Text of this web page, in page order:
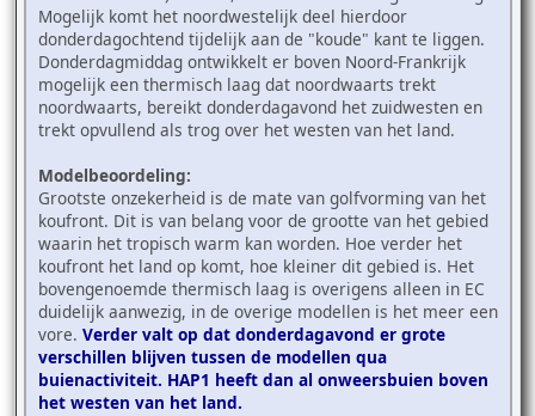
Mogelijk komt het noordwestelijk deel hierdoor
donderdagochtend tijdelijk aan de "koude" kant te liggen.
Donderdagmiddag ontwikkelt er boven Noord-Frankrijk
mogelijk een thermisch laag dat noordwaarts trekt
noordwaarts, bereikt donderdagavond het zuidwesten en
trekt opvullend als trog over het westen van het land.
Modelbeoordeling:
Grootste onzekerheid is de mate van golfvorming van het
koufront. Dit is van belang voor de grootte van het gebied
waarin het tropisch warm kan worden. Hoe verder het
koufront het land op komt, hoe kleiner dit gebied is. Het
bovengenoemde thermisch laag is overigens alleen in EC
duidelijk aanwezig, in de overige modellen is het meer een
vore. Verder valt op dat donderdagavond er grote
verschillen blijven tussen de modellen qua
buienactiviteit. HAP1 heeft dan al onweersbuien boven
het westen van het land.